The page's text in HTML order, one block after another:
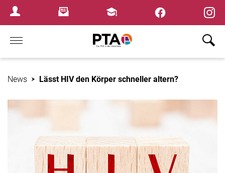
Login MenuNewsletterFortbildungen
Home
News Lässt HIV den Körper schneller altern?
×